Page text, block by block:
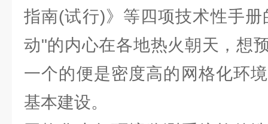
指南(试行)》等四项技术性手册
动"的内心在各地热火朝天，想
一个的便是密度高的网格化环
基本建设。